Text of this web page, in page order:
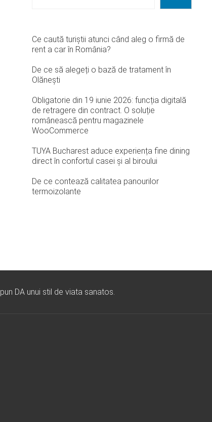
Ce caută turiștii atunci când aleg o firmă de
rent a car în România?
De ce să alegeți o bază de tratament în
Olănești
Obligatorie din 19 iunie 2026: funcția digitală
de retragere din contract. O soluție
românească pentru magazinele
WooCommerce
TUYA Bucharest aduce experiența fine dining
direct în confortul casei și al biroului
De ce contează calitatea panourilor
termoizolante
DA unui stil de viata sanatos.